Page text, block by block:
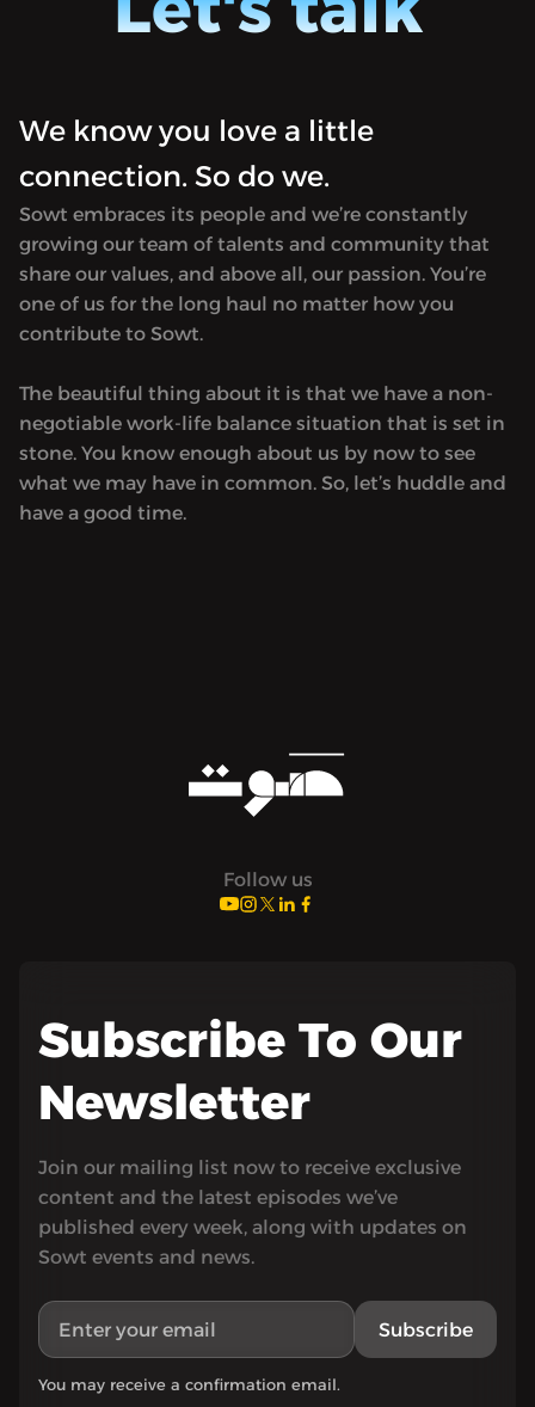
We know you love a little
connection. So do we.
Sowt embraces its people and we’re constantly
growing our team of talents and community that
share our values, and above all, our passion. You’re
one of us for the long haul no matter how you
contribute to Sowt.
The beautiful thing about it is that we have a non-
negotiable work-life balance situation that is set in
stone. You know enough about us by now to see
what we may have in common. So, let’s huddle and
have a good time.
Follow us
Subscribe To Our
Newsletter
Join our mailing list now to receive exclusive
content and the latest episodes we’ve
published every week, along with updates on
Sowt events and news.
Subscribe
You may receive a confirmation email.